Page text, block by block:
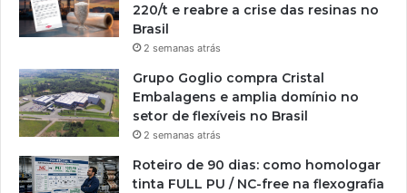
220/t e reabre a crise das resinas no
Brasil
2 semanas atrás
Grupo Goglio compra Cristal
Embalagens e amplia domínio no
setor de flexíveis no Brasil
2 semanas atrás
Roteiro de 90 dias: como homologar
tinta FULL PU / NC-free na flexografia